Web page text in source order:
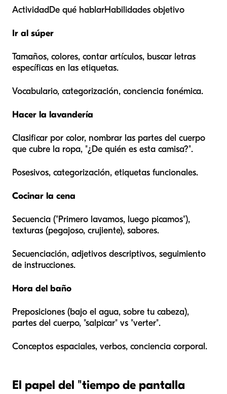
ActividadDe qué hablarHabilidades objetivo
Ir al súper
Tamaños, colores, contar artículos, buscar letras
específicas en las etiquetas.
Vocabulario, categorización, conciencia fonémica.
Hacer la lavandería
Clasificar por color, nombrar las partes del cuerpo
que cubre la ropa, "¿De quién es esta camisa?".
Posesivos, categorización, etiquetas funcionales.
Cocinar la cena
Secuencia ("Primero lavamos, luego picamos"),
texturas (pegajoso, crujiente), sabores.
Secuenciación, adjetivos descriptivos, seguimiento
de instrucciones.
Hora del baño
Preposiciones (bajo el agua, sobre tu cabeza),
partes del cuerpo, "salpicar" vs "verter".
Conceptos espaciales, verbos, conciencia corporal.
El papel del "tiempo de pantalla